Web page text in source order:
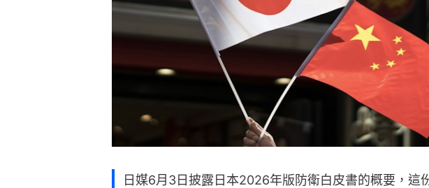
日媒6月3日披露日本2026年版防衛白皮書的概要，這